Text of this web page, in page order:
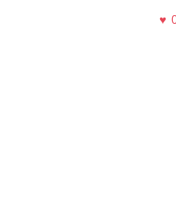
♥